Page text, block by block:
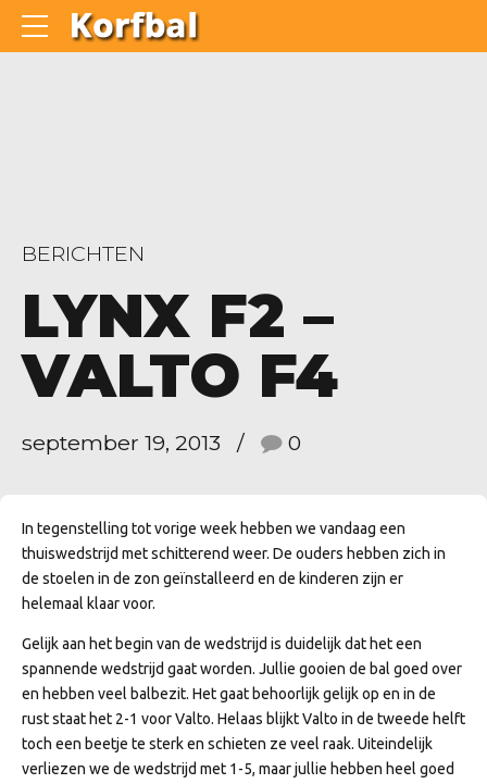
BERICHTEN
LYNX F2 –
VALTO F4
september 19, 2013 0
In tegenstelling tot vorige week hebben we vandaag een
thuiswedstrijd met schitterend weer. De ouders hebben zich in
de stoelen in de zon geïnstalleerd en de kinderen zijn er
helemaal klaar voor.
Gelijk aan het begin van de wedstrijd is duidelijk dat het een
spannende wedstrijd gaat worden. Jullie gooien de bal goed over
en hebben veel balbezit. Het gaat behoorlijk gelijk op en in de
rust staat het 2-1 voor Valto. Helaas blijkt Valto in de tweede helft
toch een beetje te sterk en schieten ze veel raak. Uiteindelijk
verliezen we de wedstrijd met 1-5, maar jullie hebben heel goed